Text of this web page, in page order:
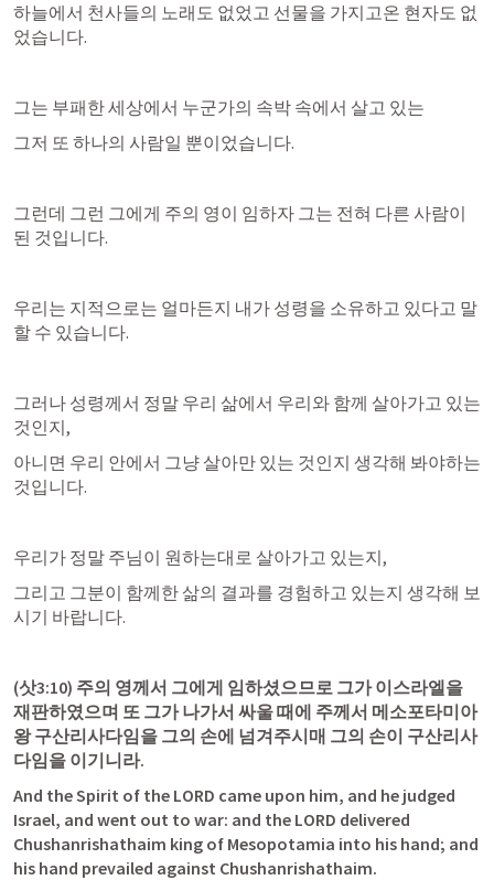
하늘에서 천사들의 노래도 없었고 선물을 가지고온 현자도 없
었습니다.
그는 부패한 세상에서 누군가의 속박 속에서 살고 있는
그저 또 하나의 사람일 뿐이었습니다.
그런데 그런 그에게 주의 영이 임하자 그는 전혀 다른 사람이
된 것입니다.
우리는 지적으로는 얼마든지 내가 성령을 소유하고 있다고 말
할 수 있습니다.
그러나 성령께서 정말 우리 삶에서 우리와 함께 살아가고 있는
것인지,
아니면 우리 안에서 그냥 살아만 있는 것인지 생각해 봐야하는
것입니다.
우리가 정말 주님이 원하는대로 살아가고 있는지,
그리고 그분이 함께한 삶의 결과를 경험하고 있는지 생각해 보
시기 바랍니다.
(삿3:10) 주의 영께서 그에게 임하셨으므로 그가 이스라엘을
재판하였으며 또 그가 나가서 싸울 때에 주께서 메소포타미아
왕 구산리사다임을 그의 손에 넘겨주시매 그의 손이 구산리사
다임을 이기니라.
And the Spirit of the LORD came upon him, and he judged
Israel, and went out to war: and the LORD delivered
Chushanrishathaim king of Mesopotamia into his hand; and
his hand prevailed against Chushanrishathaim.